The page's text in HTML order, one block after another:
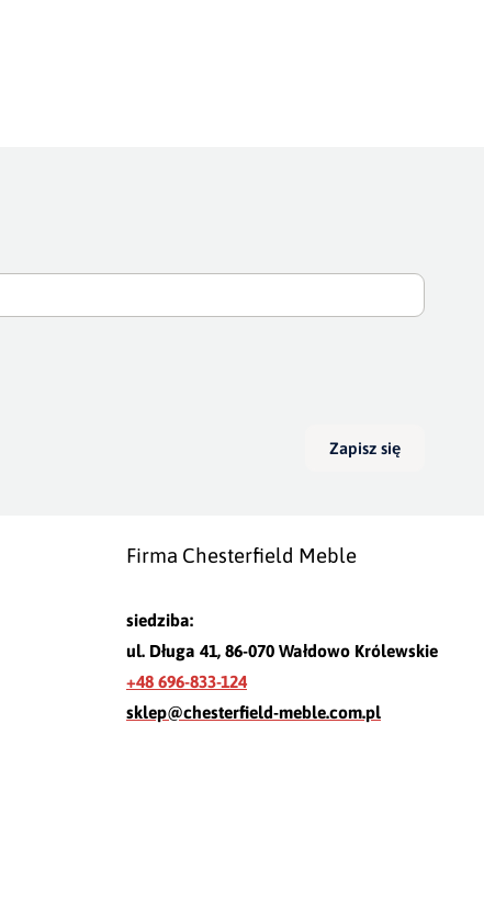
Zapisz się
Firma Chesterfield Meble
siedziba:
ul. Długa 41, 86-070 Wałdowo Królewskie
+48 696-833-124
sklep@chesterfield-meble.com.pl